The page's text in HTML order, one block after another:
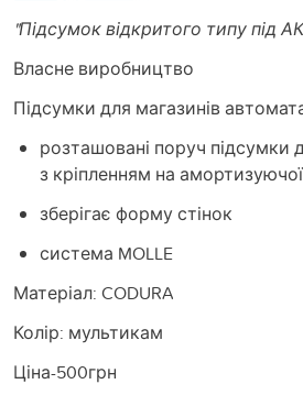
"Підсумок відкритого типу під
Власне виробництво
Підсумки для магазинів
розташовані поруч підсумки
з кріпленням на
зберігає форму стінок
система MOLLE
Матеріал: CODURA
Колір: мультикам
Ціна-500грн